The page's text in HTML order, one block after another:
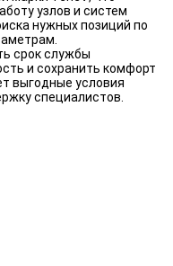
узлов и систем
нужных позиций по
срок службы
и сохранить комфорт
выгодные условия
специалистов.